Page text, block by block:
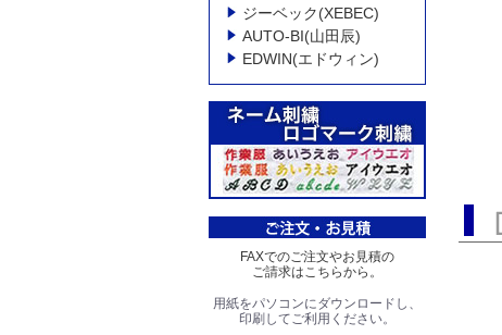
ジーベック(XEBEC)
AUTO-BI(山田辰)
EDWIN(エドウィン)
FAXでのご注文やお見積の
ご請求はこちらから。
用紙をパソコンにダウンロードし、
印刷してご利用ください。